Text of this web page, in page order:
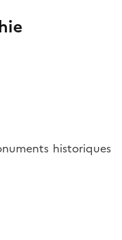
historiques